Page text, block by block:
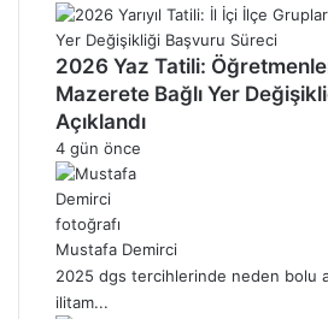
2026 Yaz Tatili:
Mazerete Bağlı Yer
Açıklandı
4 gün önce
Mustafa Demirci
2025 dgs tercihlerinde neden bolu
ilitam...